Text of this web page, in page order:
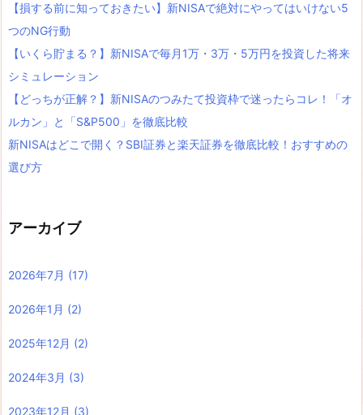
【損する前に知っておきたい】新NISAで絶対にやってはいけない5
つのNG行動
【いくら貯まる？】新NISAで毎月1万・3万・5万円を投資した将来
シミュレーション
【どっちが正解？】新NISAのつみたて投資枠で迷ったらコレ！「オ
ルカン」と「S&P500」を徹底比較
新NISAはどこで開く？SBI証券と楽天証券を徹底比較！おすすめの
選び方
アーカイブ
2026年7月 (17)
2026年1月 (2)
2025年12月 (2)
2024年3月 (3)
2023年12月 (3)